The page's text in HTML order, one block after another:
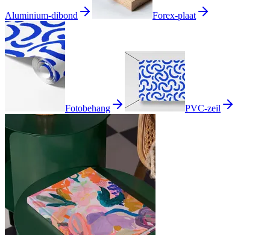
Aluminium-dibond Forex-plaat
Fotobehang PVC-zeil